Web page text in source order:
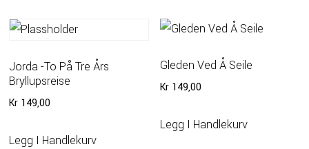
Jorda -to På Tre Års
Bryllupsreise
Kr 149,00
Legg I Handlekurv
Gleden Ved Å Seile
Kr 149,00
Legg I Handlekurv